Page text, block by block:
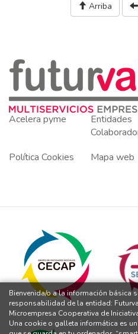
Arriba
Acelera pyme
Entidades
Política Cookies
Mapa web
Bienvenida/o a la información básica
responsabilidad de la entidad:
Microempresa Cooperativa de
Una cookie o galleta informática es